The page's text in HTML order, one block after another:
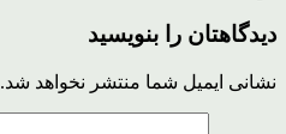
دیدگاهتان را بنویسید
نشانی ایمیل شما منتشر نخواهد شد.